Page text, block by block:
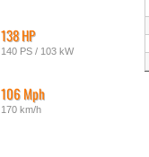
138 HP
140 PS / 103 kW
106 Mph
170 km/h